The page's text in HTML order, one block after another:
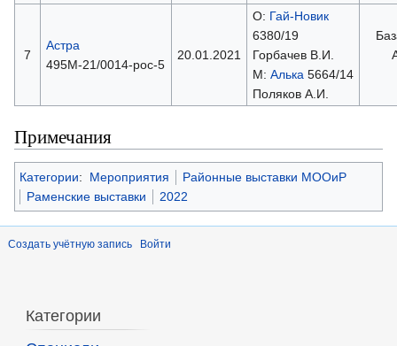
7
Астра
495М-21/0014-рос-5
20.01.2021
О: Гай-Новик
6380/19
Горбачев В.И.
М: Алька 5664/14
Поляков А.И.
Примечания
Категории: Мероприятия
Районные выставки МООиР
Раменские выставки
2022
Создать учётную запись Войти
Категории